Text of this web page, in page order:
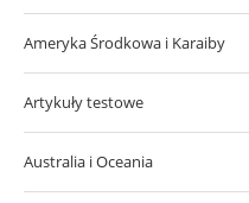
Ameryka Środkowa i Karaiby
Artykuły testowe
Australia i Oceania